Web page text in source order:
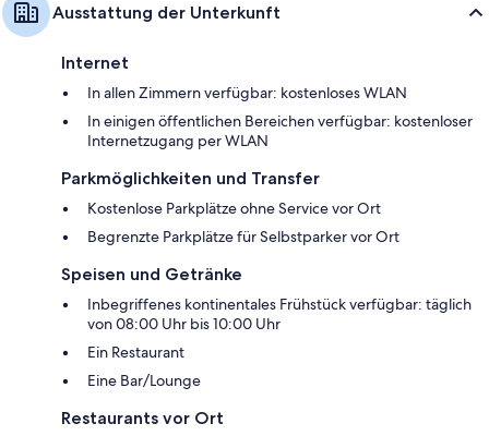
Ausstattung der Unterkunft
Internet
In allen Zimmern verfügbar: kostenloses WLAN
In einigen öffentlichen Bereichen verfügbar: kostenloser
Internetzugang per WLAN
Parkmöglichkeiten und Transfer
Kostenlose Parkplätze ohne Service vor Ort
Begrenzte Parkplätze für Selbstparker vor Ort
Speisen und Getränke
Inbegriffenes kontinentales Frühstück verfügbar: täglich
von 08:00 Uhr bis 10:00 Uhr
Ein Restaurant
Eine Bar/Lounge
Restaurants vor Ort